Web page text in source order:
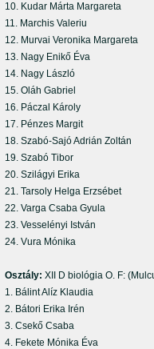
10. Kudar Márta Margareta
11. Marchis Valeriu
12. Murvai Veronika Margareta
13. Nagy Enikő Éva
14. Nagy László
15. Oláh Gabriel
16. Páczal Károly
17. Pénzes Margit
18. Szabó-Sajó Adrián Zoltán
19. Szabó Tibor
20. Szilágyi Erika
21. Tarsoly Helga Erzsébet
22. Varga Csaba Gyula
23. Vesselényi István
24. Vura Mónika
Osztály: XII D biológia O. F:
1. Bálint Alíz Klaudia
2. Bátori Erika Irén
3. Csekő Csaba
4. Fekete Mónika Éva